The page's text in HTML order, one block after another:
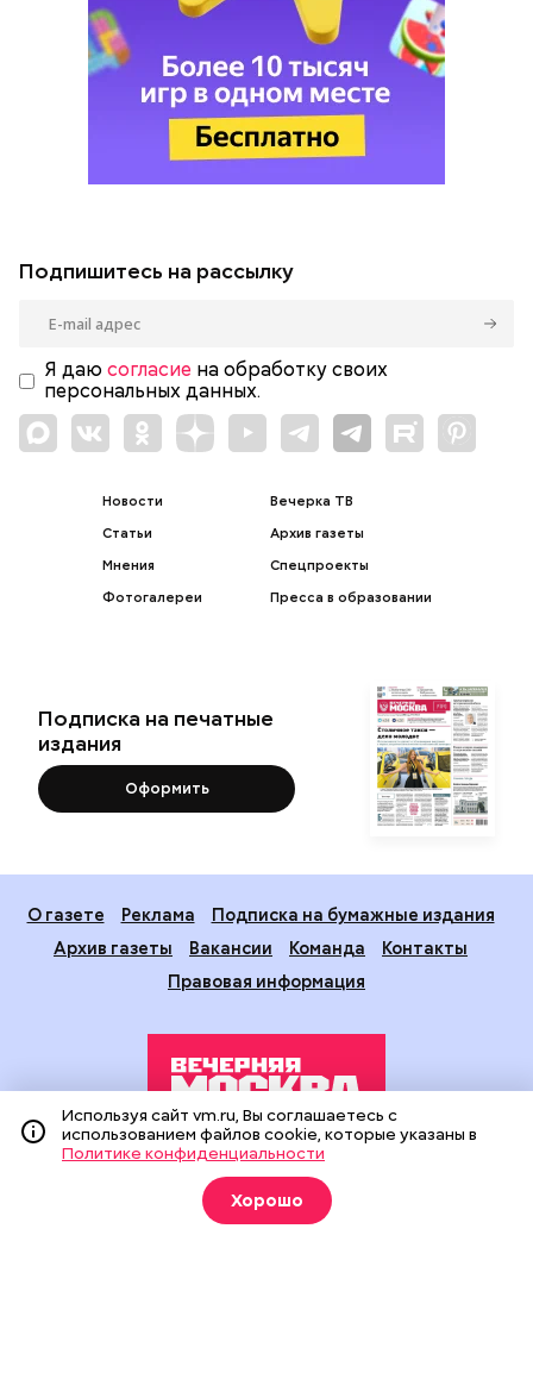
Подпишитесь на рассылку
Я даю согласие на обработку своих
персональных данных.
Новости
Статьи
Мнения
Фотогалереи
Вечерка ТВ
Архив газеты
Спецпроекты
Пресса в образовании
Подписка на печатные
издания
Оформить
О газете Реклама
Подписка на бумажные издания
Архив газеты
Вакансии Команда
Контакты
Правовая информация
Издание создано при финансовой поддержке Департамента
средств массовой информации и рекламы города Москвы.
На сайте применяются рекомендательные технологии
(информационные технологии предоставления информации
Используя сайт vm.ru, Вы соглашаетесь с
использованием файлов cookie, которые указаны в
Политике конфиденциальности
Хорошо